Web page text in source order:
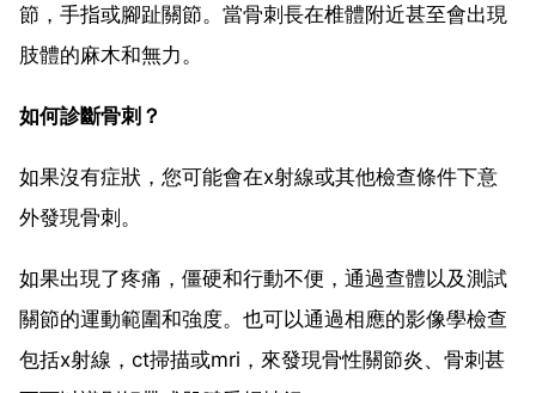
節，手指或腳趾關節。當骨刺長在椎體附近甚至會出現
肢體的麻木和無力。
如何診斷骨刺？
如果沒有症狀，您可能會在x射線或其他檢查條件下意
外發現骨刺。
如果出現了疼痛，僵硬和行動不便，通過查體以及測試
關節的運動範圍和強度。也可以通過相應的影像學檢查
包括x射線，ct掃描或mri，來發現骨性關節炎、骨刺甚